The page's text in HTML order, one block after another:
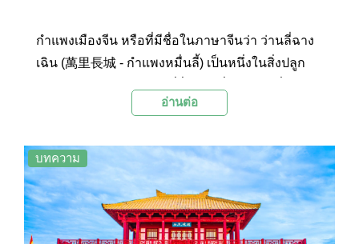
กำแพงเมืองจีน หรือที่มีชื่อในภาษาจีนว่า ว่านลี่ฉาง
เฉิน (萬里長城 - กำแพงหมื่นลี้) เป็นหนึ่งในสิ่งปลูก
จัดให้เป็นสิ่งมหัศจรรย์แห่งโลกยุคกลาง และยังได้รับ
1987
อ่านต่อ
บทความ